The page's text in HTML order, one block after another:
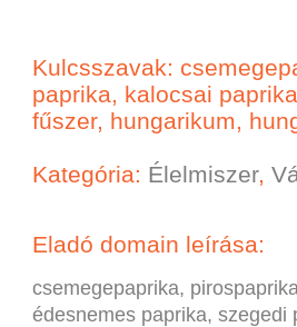
Kulcsszavak:
paprika, kalocsai
fűszer, hungarikum,
Kategória: Élelmiszer,
Eladó domain leírása:
csemegepaprika,
édesnemes paprika, szegedi